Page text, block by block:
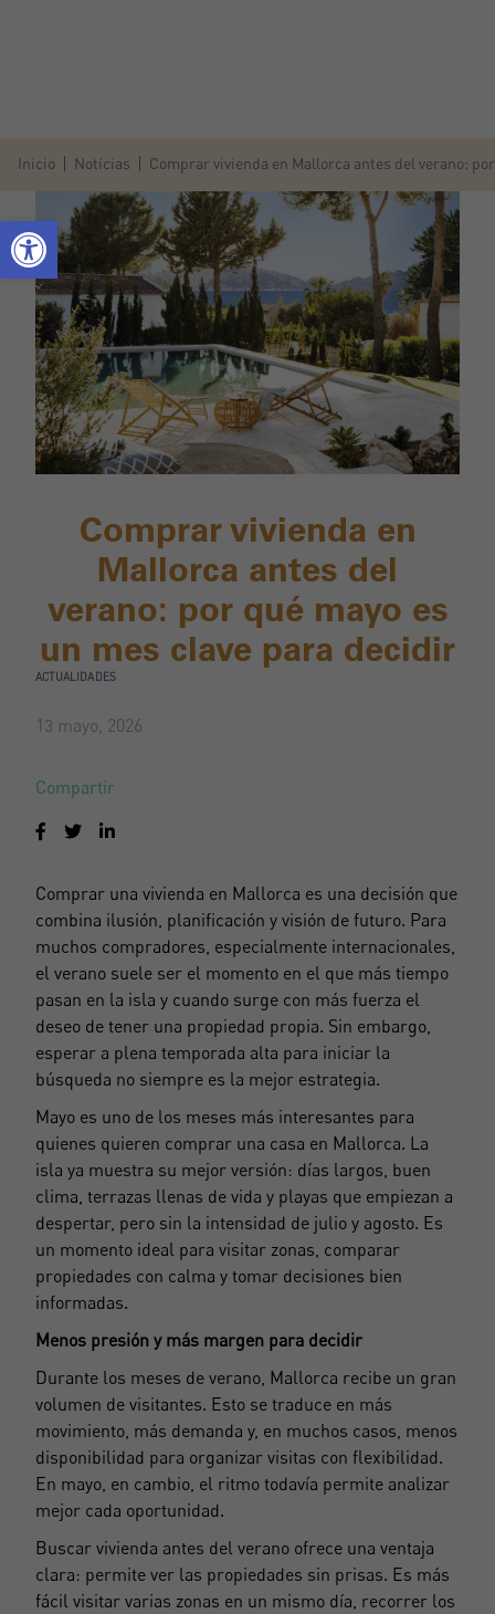
Inicio Notícias Comprar vivienda en Mallorca antes del verano:
Comprar vivienda en
Mallorca antes del
verano: por qué mayo es
un mes clave para decidir
ACTUALIDADES
13 mayo, 2026
Compartir
Comprar una vivienda en Mallorca es una decisión que
combina ilusión, planificación y visión de futuro. Para
muchos compradores, especialmente internacionales,
el verano suele ser el momento en el que más tiempo
pasan en la isla y cuando surge con más fuerza el
deseo de tener una propiedad propia. Sin embargo,
esperar a plena temporada alta para iniciar la
búsqueda no siempre es la mejor estrategia.
Mayo es uno de los meses más interesantes para
quienes quieren comprar una casa en Mallorca. La
isla ya muestra su mejor versión: días largos, buen
clima, terrazas llenas de vida y playas que empiezan a
despertar, pero sin la intensidad de julio y agosto. Es
un momento ideal para visitar zonas, comparar
propiedades con calma y tomar decisiones bien
informadas.
Menos presión y más margen para decidir
Durante los meses de verano, Mallorca recibe un gran
volumen de visitantes. Esto se traduce en más
movimiento, más demanda y, en muchos casos, menos
disponibilidad para organizar visitas con flexibilidad.
En mayo, en cambio, el ritmo todavía permite analizar
mejor cada oportunidad.
Buscar vivienda antes del verano ofrece una ventaja
clara: permite ver las propiedades sin prisas. Es más
fácil visitar varias zonas en un mismo día, recorrer los